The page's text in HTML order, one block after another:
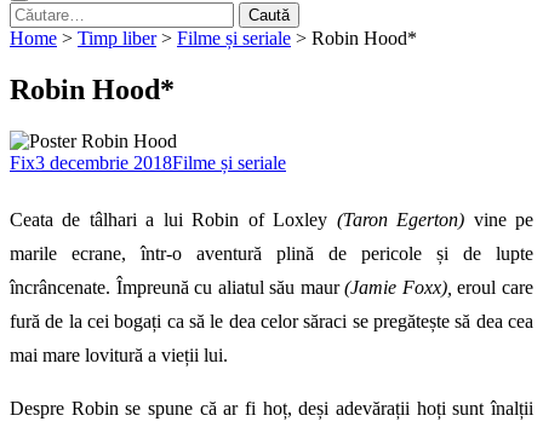
Caută
după:
Home > Timp liber> Filme și seriale > Robin Hood*
Robin Hood*
Fix3 decembrie 2018Filme și seriale
Ceata de tâlhari a lui Robin of Loxley (Taron Egerton) vine pe
marile ecrane, într-o aventură plină de pericole și de lupte
încrâncenate. Împreună cu aliatul său maur(Jamie Foxx), eroul care
fură de la cei bogați ca să le dea celor săraci se pregătește să dea cea
mai mare lovitură a vieții lui.
Despre Robin se spune că ar fi hoț, deși adevărații hoți sunt înalții